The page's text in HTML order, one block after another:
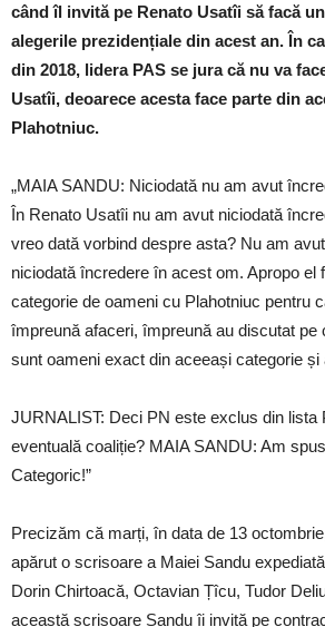
când îl invită pe Renato Usatîi să facă
alegerile prezidențiale din acest an. În
din 2018, lidera PAS se jura că nu va
Usatîi, deoarece acesta face parte din
Plahotniuc.
„MAIA SANDU: Niciodată nu am avut
În Renato Usatîi nu am avut niciodată
vreo dată vorbind despre asta? Nu am
niciodată încredere în acest om. Apropo el
categorie de oameni cu Plahotniuc pentru
împreună afaceri, împreună au discutat pe
sunt oameni exact din aceeași categorie
JURNALIST: Deci PN este exclus din lista
eventuală coaliție? MAIA SANDU: Am
Categoric!”
Precizăm că marți, în data de 13
apărut o scrisoare a Maiei Sandu
Dorin Chirtoacă, Octavian Țîcu, Tudor
această scrisoare Sandu îi invită pe